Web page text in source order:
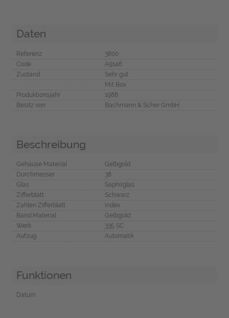
Daten
Referenz
3800
Code
A9146
Zustand
Sehr gut
Mit Box
Produktionsjahr
1988
Besitz von
Bachmann & Scher GmbH
Beschreibung
Gehäuse Material
Gelbgold
Durchmesser
38
Glas
Saphirglas
Zifferblatt
Schwarz
Zahlen Zifferblatt
Index
Band Material
Gelbgold
Werk
335 SC
Aufzug
Automatik
Funktionen
Datum